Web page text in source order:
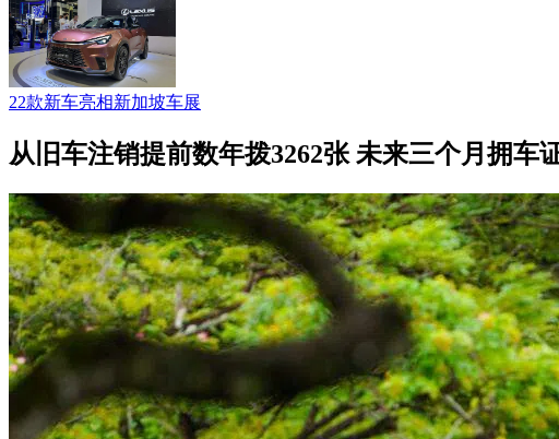
22款新车亮相新加坡车展
从旧车注销提前数年拨3262张 未来三个月拥车